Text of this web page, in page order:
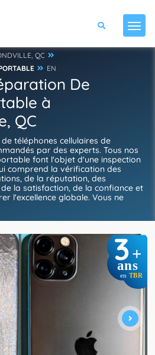
QC
EN
De
à
QC
téléphones cellulaires de
par des experts. Tous nos
font l'objet d'une inspection
comprend la vérification des
de la réputation, des
la satisfaction, de la confiance et
l'excellence globale. Vous ne
3+
ans
en TBR